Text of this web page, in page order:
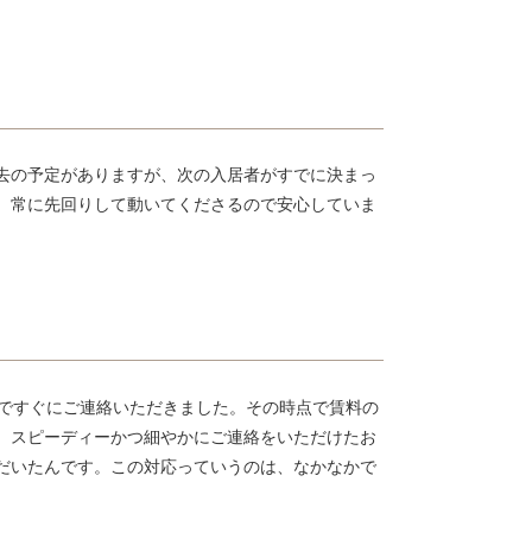
予定がありますが、次の入居者がすでに決まっ
に先回りして動いてくださるので安心していま
すぐにご連絡いただきました。その時点で賃料の
ピーディーかつ細やかにご連絡をいただけたお
たんです。この対応っていうのは、なかなかで